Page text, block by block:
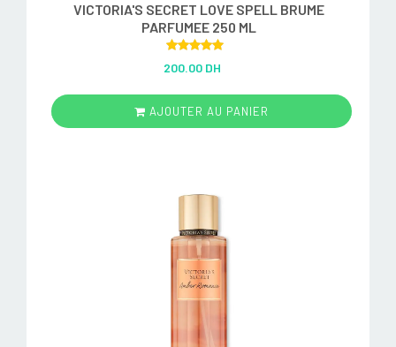
VICTORIA'S SECRET LOVE SPELL BRUME
PARFUMEE 250 ML
out of 5
200.00 DH
AJOUTER AU PANIER